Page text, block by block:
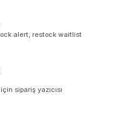
alert, restock waitlist
sipariş yazıcısı